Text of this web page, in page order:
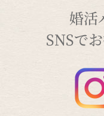
婚活
SNSで